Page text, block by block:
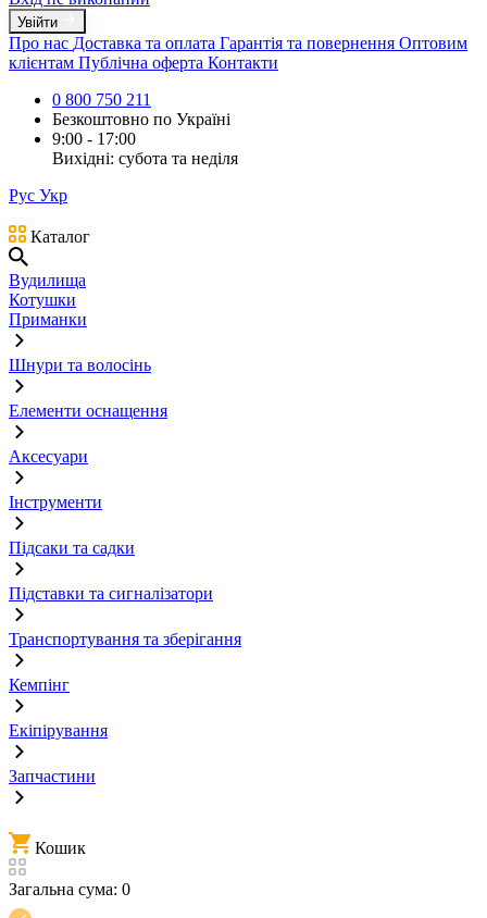
Увійти
Про нас Доставка та оплата Гарантія та повернення Оптовим
клієнтам Публічна оферта Контакти
0 800 750 211
Безкоштовно по Україні
9:00 - 17:00
Вихідні: субота та неділя
Рус Укр
Каталог
Вудилища
Котушки
Приманки
Шнури та волосінь
Елементи оснащення
Аксесуари
Інструменти
Підсаки та садки
Підставки та сигналізатори
Транспортування та зберігання
Кемпінг
Екіпірування
Запчастини
Кошик
Загальна сума: 0